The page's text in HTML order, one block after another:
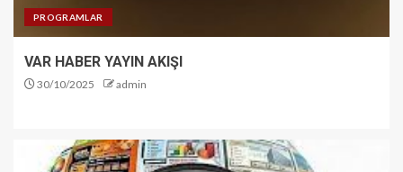
PROGRAMLAR
VAR HABER YAYIN AKIŞI
30/10/2025 admin